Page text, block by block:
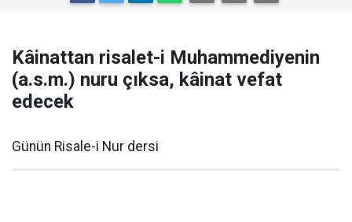
Kâinattan risalet-i Muhammediyenin
(a.s.m.) nuru çıksa, kâinat vefat
edecek
Günün Risale-i Nur dersi